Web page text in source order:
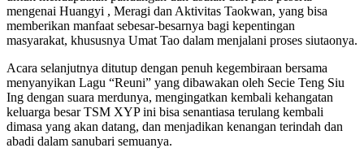
mengenai Huangyi , Meragi dan Aktivitas Taokwan, yang bisa
memberikan manfaat sebesar-besarnya bagi kepentingan
masyarakat, khususnya Umat Tao dalam menjalani proses siutaonya.
Acara selanjutnya ditutup dengan penuh kegembiraan bersama
menyanyikan Lagu “Reuni” yang dibawakan oleh Secie Teng Siu
Ing dengan suara merdunya, mengingatkan kembali kehangatan
keluarga besar TSM XYP ini bisa senantiasa terulang kembali
dimasa yang akan datang, dan menjadikan kenangan terindah dan
abadi dalam sanubari semuanya.